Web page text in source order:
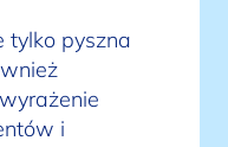
tylko pyszna
i